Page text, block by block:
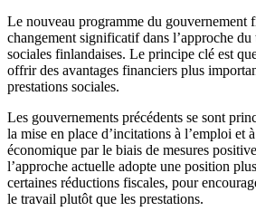
Le nouveau programme du gouvernement
changement significatif dans l’approche du
sociales finlandaises. Le principe clé est
offrir des avantages financiers plus
prestations sociales.
Les gouvernements précédents se sont
la mise en place d’incitations à l’emploi et
économique par le biais de mesures
l’approche actuelle adopte une position
certaines réductions fiscales, pour
le travail plutôt que les prestations.